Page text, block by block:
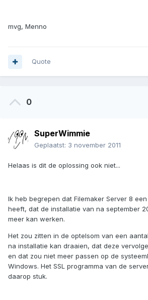
mvg, Menno
Quote
0
SuperWimmie
Geplaatst: 3 november 2011
Helaas is dit de oplossing ook niet...
Ik heb begrepen dat Filemaker Server 8
heeft, dat de installatie van na september
meer kan werken.
Het zou zitten in de optelsom van een
na installatie kan draaien, dat deze
en dat zou niet meer passen op de
Windows. Het SSL programma van de
daarop stuk.